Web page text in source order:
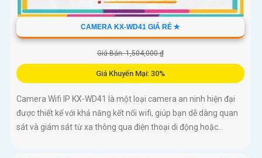
CAMERA KX-WD41 GIÁ RẺ ✮
Giá Bán: 1,504,000 ₫
Giá Khuyến Mại: 30%
Camera Wifi IP KX-WD41 là một loại camera an ninh hiện đại
được thiết kế với khả năng kết nối wifi, giúp bạn dễ dàng quan
sát và giám sát từ xa thông qua điện thoại di động hoặc...